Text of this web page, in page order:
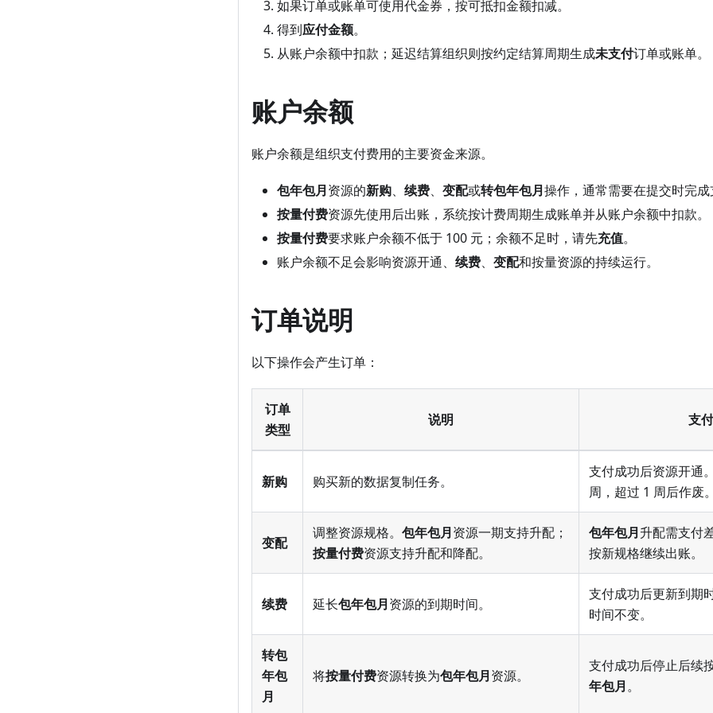
如果订单或账单可使用代金券，按可抵扣金额扣减。
得到应付金额。
从账户余额中扣款；延迟结算组织则按约定结算周期生成未支付订单或账单。
账户余额
账户余额是组织支付费用的主要资金来源。
包年包月资源的新购、 续费、 变配或转包年包月操作，通常需要在提交时完
按量付费资源先使用后出账，系统按计费周期生成账单并从账户余额中扣款。
按量付费要求账户余额不低于 100 元；余额不足时，请先充值。
账户余额不足会影响资源开通、 续费、 变配和按量资源的持续运行。
订单说明
以下操作会产生订单：
订单
类型
说明 支
新购 购买新的数据复制任务。
支付成功后资源开通
周，超过 1 周后作废
变配
调整资源规格。 包年包月资源一期支持升配；
按量付费资源支持升配和降配。
包年包月升配需支付
按新规格继续出账。
续费 延长包年包月资源的到期时间。
支付成功后更新到期
时间不变。
转包
年包
月
将按量付费资源转换为包年包月资源。
支付成功后停止后续
年包月。